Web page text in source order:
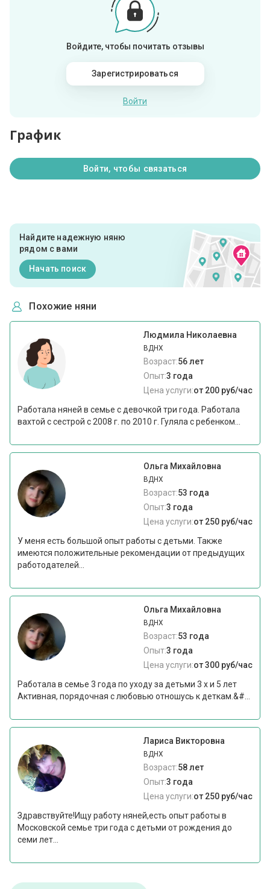
Войдите, чтобы почитать отзывы
Зарегистрироваться
Войти
График
Войти, чтобы связаться
Найдите надежную няню
рядом с вами
Начать поиск
Похожие няни
Людмила Николаевна
ВДНХ
Возраст:56 лет
Опыт:3 года
Цена услуги:от 200 руб/час
Работала няней в семье с девочкой три года. Работала
вахтой с сестрой с 2008 г. по 2010 г. Гуляла с ребенком...
Ольга Михайловна
ВДНХ
Возраст:53 года
Опыт:3 года
Цена услуги:от 250 руб/час
У меня есть большой опыт работы с детьми. Также
имеются положительные рекомендации от предыдущих
работодателей...
Ольга Михайловна
ВДНХ
Возраст:53 года
Опыт:3 года
Цена услуги:от 300 руб/час
Работала в семье 3 года по уходу за детьми 3 х и 5 лет
Активная, порядочная с любовью отношусь к деткам.&#...
Лариса Викторовна
ВДНХ
Возраст:58 лет
Опыт:3 года
Цена услуги:от 250 руб/час
Здравствуйте!Ищу работу няней,есть опыт работы в
Московской семье три года с детьми от рождения до
семи лет...